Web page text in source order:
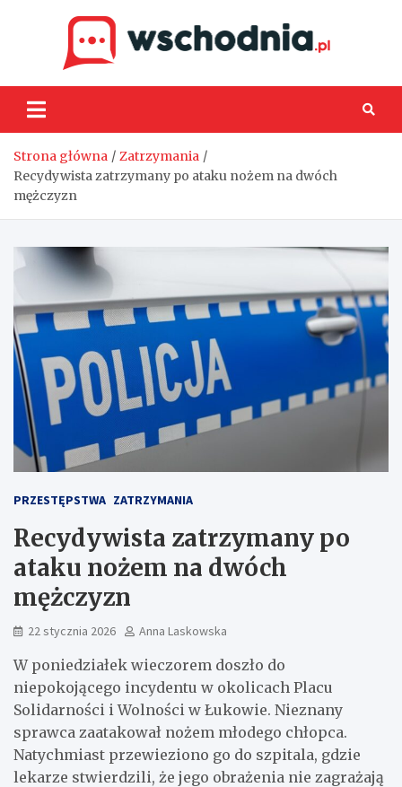
Strona główna
Zatrzymania
Recydywista zatrzymany po ataku nożem na dwóch
mężczyzn
PRZESTĘPSTWA ZATRZYMANIA
Recydywista zatrzymany po
ataku nożem na dwóch
mężczyzn
22 stycznia 2026 Anna Laskowska
W poniedziałek wieczorem doszło do
niepokojącego incydentu w okolicach Placu
Solidarności i Wolności w Łukowie. Nieznany
sprawca zaatakował nożem młodego chłopca.
Natychmiast przewieziono go do szpitala, gdzie
lekarze stwierdzili, że jego obrażenia nie zagrażają